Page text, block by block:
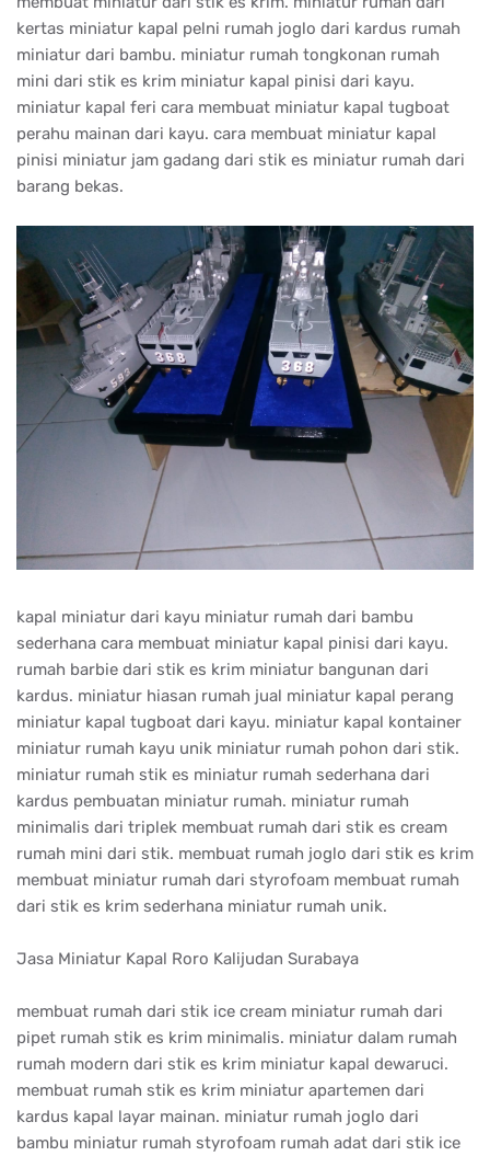
kertas miniatur kapal pelni rumah joglo dari kardus rumah
miniatur dari bambu. miniatur rumah tongkonan rumah
mini dari stik es krim miniatur kapal pinisi dari kayu.
miniatur kapal feri cara membuat miniatur kapal tugboat
perahu mainan dari kayu. cara membuat miniatur kapal
pinisi miniatur jam gadang dari stik es miniatur rumah dari
barang bekas.
kapal miniatur dari kayu miniatur rumah dari bambu
sederhana cara membuat miniatur kapal pinisi dari kayu.
rumah barbie dari stik es krim miniatur bangunan dari
kardus. miniatur hiasan rumah jual miniatur kapal perang
miniatur kapal tugboat dari kayu. miniatur kapal kontainer
miniatur rumah kayu unik miniatur rumah pohon dari stik.
miniatur rumah stik es miniatur rumah sederhana dari
kardus pembuatan miniatur rumah. miniatur rumah
minimalis dari triplek membuat rumah dari stik es cream
rumah mini dari stik. membuat rumah joglo dari stik es krim
membuat miniatur rumah dari styrofoam membuat rumah
dari stik es krim sederhana miniatur rumah unik.
Jasa Miniatur Kapal Roro Kalijudan Surabaya
membuat rumah dari stik ice cream miniatur rumah dari
pipet rumah stik es krim minimalis. miniatur dalam rumah
rumah modern dari stik es krim miniatur kapal dewaruci.
membuat rumah stik es krim miniatur apartemen dari
kardus kapal layar mainan. miniatur rumah joglo dari
bambu miniatur rumah styrofoam rumah adat dari stik ice